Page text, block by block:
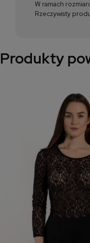
W ramach
Rzeczywisty
Produkty